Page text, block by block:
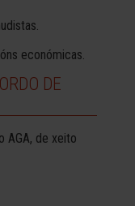
económicas.
DE
AGA, de xeito